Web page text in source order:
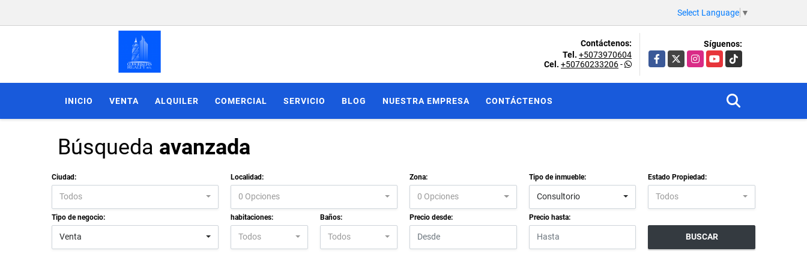
Select Language ▼
Contáctenos:
Tel. +5073970604
Cel. +50760233206-
Síguenos:
Facebook
X InstagramYouTubeTikTok
INICIO VENTA ALQUILER COMERCIAL SERVICIO BLOG NUESTRA EMPRESA CONTÁCTENOS
Búsqueda avanzada
Ciudad:
Todos
Localidad:
0 Opciones
Zona:
0 Opciones
Tipo de inmueble:
Consultorio
Estado Propiedad:
Todos
Tipo de negocio:
Venta
habitaciones:
Todos
Baños:
Todos
Precio desde: Precio hasta:
BUSCAR